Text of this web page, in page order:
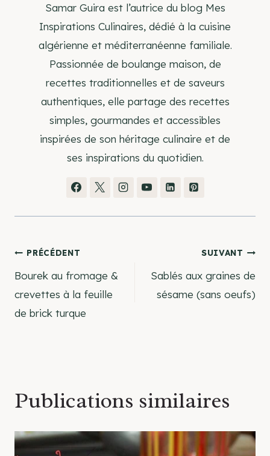
Samar Guira est l’autrice du blog Mes
Inspirations Culinaires, dédié à la cuisine
algérienne et méditerranéenne familiale.
Passionnée de boulange maison, de
recettes traditionnelles et de saveurs
authentiques, elle partage des recettes
simples, gourmandes et accessibles
inspirées de son héritage culinaire et de
ses inspirations du quotidien.
Navigation
de
l’article
PRÉCÉDENT
Bourek au fromage &
crevettes à la feuille
de brick turque
SUIVANT
Sablés aux graines de
sésame (sans oeufs)
Publications similaires